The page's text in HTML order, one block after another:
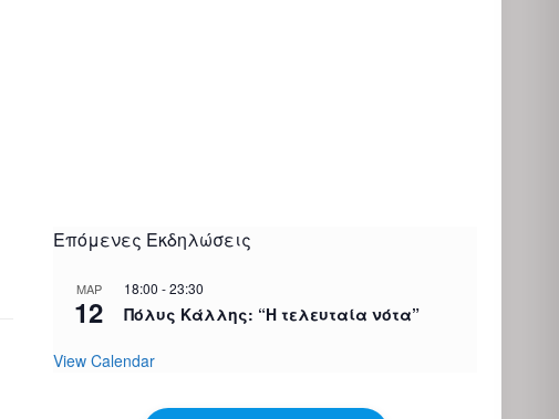
Επόμενες Εκδηλώσεις
ΜΑΡ
12
18:00 -23:30
Πόλυς Κάλλης: “H τελευταία νότα”
View Calendar